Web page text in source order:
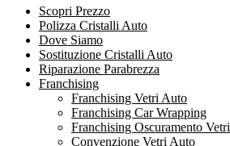
Scopri Prezzo
Polizza Cristalli Auto
Dove Siamo
Sostituzione Cristalli Auto
Riparazione Parabrezza
Franchising
Franchising Vetri Auto
Franchising Car Wrapping
Franchising Oscuramento Vetri
Convenzione Vetri Auto